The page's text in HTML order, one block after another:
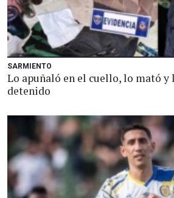
SARMIENTO
Lo apuñaló en el cuello, lo mató y
detenido